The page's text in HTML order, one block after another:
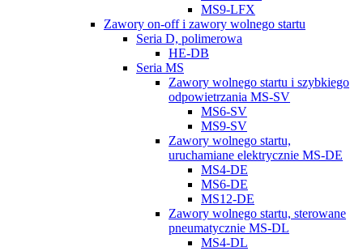
MS9-LFX
Zawory on-off i zawory wolnego startu
Seria D, polimerowa
HE-DB
Seria MS
Zawory wolnego startu i szybkiego
odpowietrzania MS-SV
MS6-SV
MS9-SV
Zawory wolnego startu,
uruchamiane elektrycznie MS-DE
MS4-DE
MS6-DE
MS12-DE
Zawory wolnego startu, sterowane
pneumatycznie MS-DL
MS4-DL